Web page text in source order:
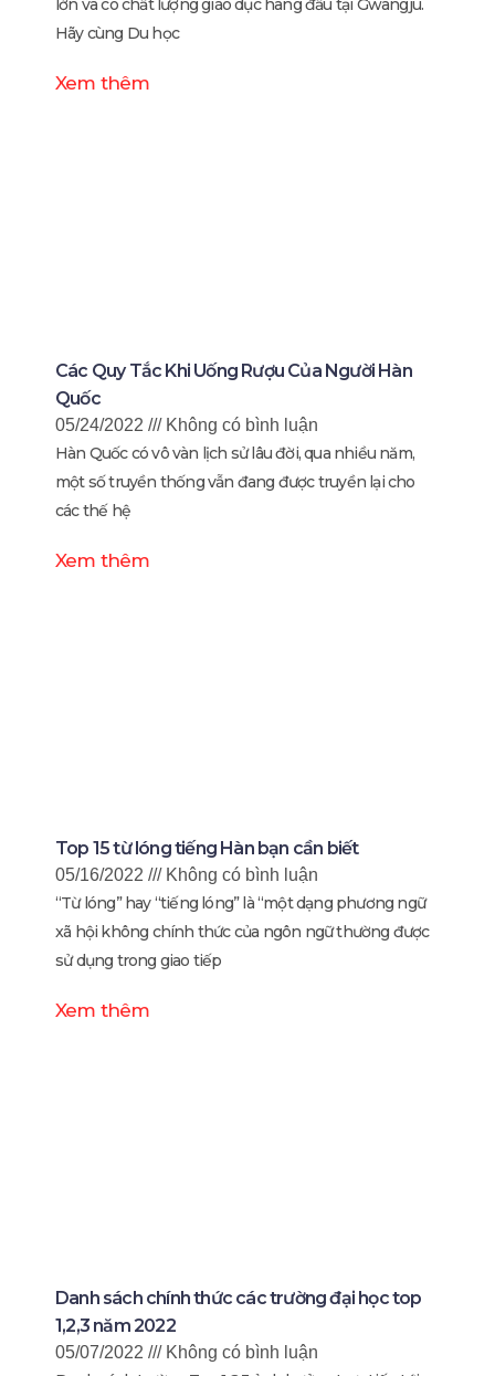
lớn và có chất lượng giáo dục hàng đầu tại Gwangju.
Hãy cùng Du học
Xem thêm
Các Quy Tắc Khi Uống Rượu Của Người Hàn
Quốc
05/24/2022 Không có bình luận
Hàn Quốc có vô vàn lịch sử lâu đời, qua nhiều năm,
một số truyền thống vẫn đang được truyền lại cho
các thế hệ
Xem thêm
Top 15 từ lóng tiếng Hàn bạn cần biết
05/16/2022 Không có bình luận
“Từ lóng” hay “tiếng lóng” là “một dạng phương ngữ
xã hội không chính thức của ngôn ngữ thường được
sử dụng trong giao tiếp
Xem thêm
Danh sách chính thức các trường đại học top
1,2,3 năm 2022
05/07/2022 Không có bình luận